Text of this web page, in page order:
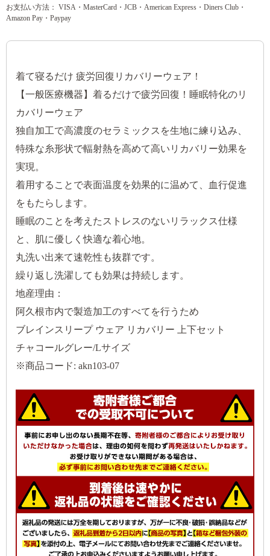
お支払い方法： VISA・MasterCard・JCB・American Express・Diners Club・
Amazon Pay・Paypay
着て寝るだけ 疲労回復リカバリーウェア！
【一般医療機器】着るだけで疲労回復！睡眠特化のリ
カバリーウェア
独自加工で高濃度のセラミックスを生地に練り込み、
特殊な糸形状で輻射熱を高めて高いリカバリー効果を
実現。
着用することで表面温度を効果的に温めて、血行促進
をもたらします。
睡眠のことを考えたストレスのないリラックス仕様
と、肌に優しく快適な着心地。
丸洗い出来て速乾性も抜群です。
繰り返し洗濯しても効果は持続します。
地産理由：
阿久根市内で製造加工のすべてを行うため
ブレインスリープ ウェア リカバリー 上下セット
チャコールグレー/Lサイズ
※商品コード: akn103-07